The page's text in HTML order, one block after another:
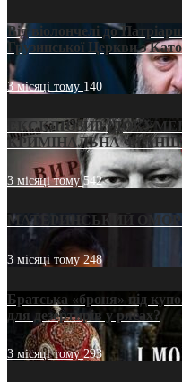
Від віолончелі до
Грузинської Церкви з
3 місяці тому 140
ЕКСКЛЮЗИВ
КРИМІНАЛЬНА
3 місяці тому542
МАТЕРИНСЬКИЙ
3 місяці тому248
Братська «броня» під
для дезертирів у рясах?
3 місяці тому293